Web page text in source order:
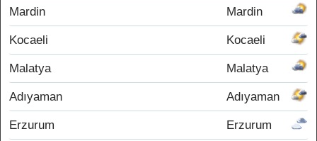
Mardin Mardin
Kocaeli Kocaeli
Malatya Malatya
Adıyaman Adıyaman
Erzurum Erzurum